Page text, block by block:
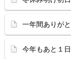
一年間ありが
今年もあと１日